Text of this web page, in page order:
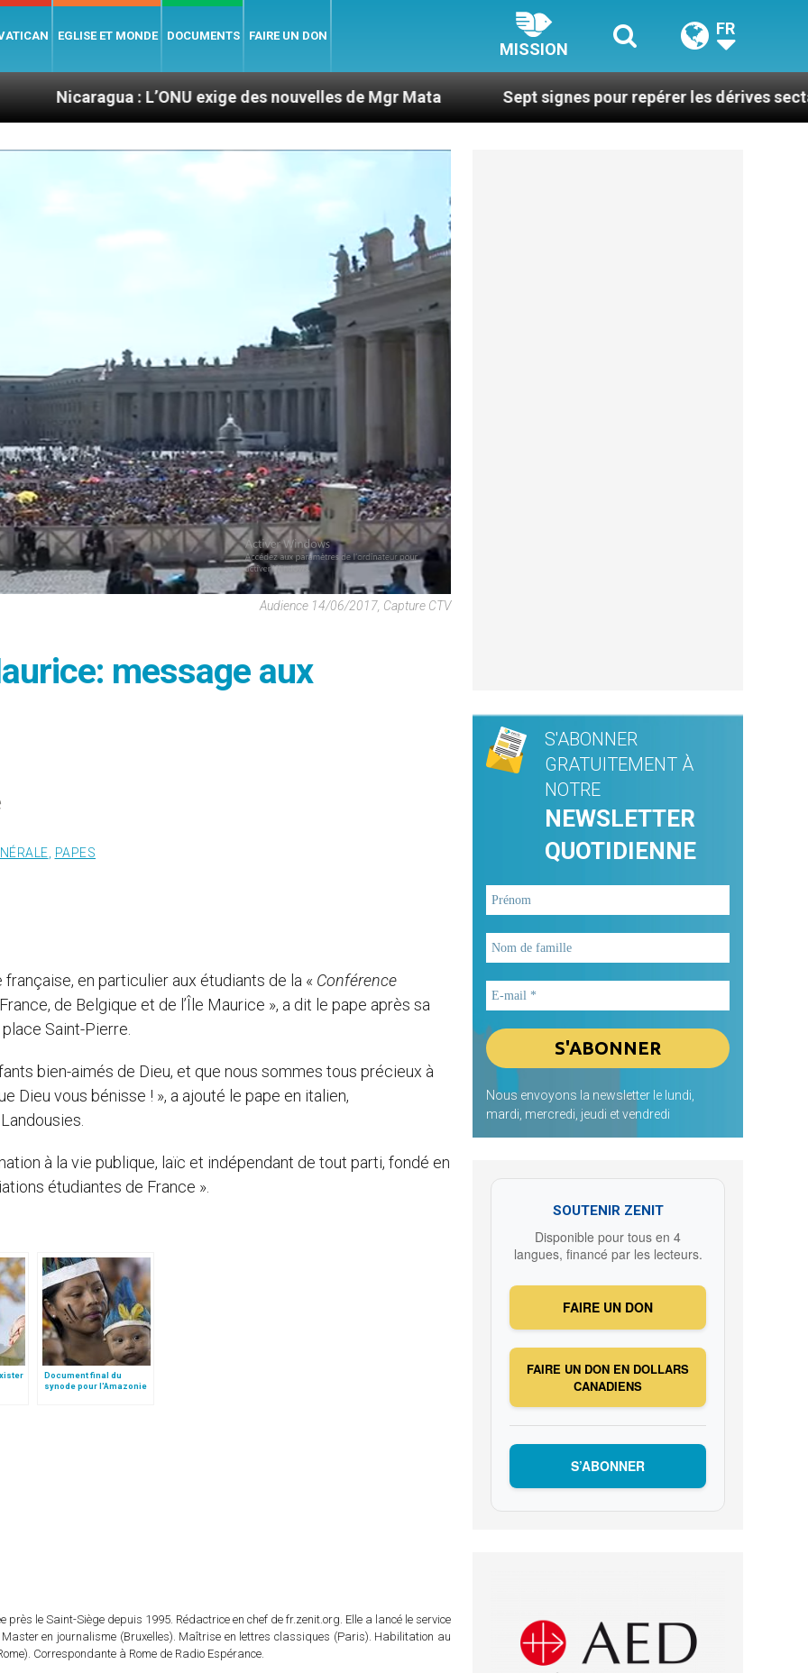
EGLISE ET MONDE DOCUMENTS FAIRE UN DON
MISSION
FR
: L’ONU exige des nouvelles de Mgr Mata Sept signes pour repérer les dérives sectaires du
Audience 14/06/2017, Capture CTV
message aux
PAPES
en particulier aux étudiants de la « Conférence
de Belgique et de l’Île Maurice », a dit le pape après sa
Saint-Pierre.
bien-aimés de Dieu, et que nous sommes tous précieux à
Dieu vous bénisse ! », a ajouté le pape en italien,
à la vie publique, laïc et indépendant de tout parti, fondé en
étudiantes de France ».
Document final du
synode pour l'Amazonie
le Saint-Siège depuis 1995. Rédactrice en chef de fr.zenit.org. Elle a lancé le service
en journalisme (Bruxelles). Maîtrise en lettres classiques (Paris). Habilitation au
Correspondante à Rome de Radio Espérance.
S'ABONNER
GRATUITEMENT À
NOTRE
NEWSLETTER
QUOTIDIENNE
Nous envoyons la newsletter le lundi,
mardi, mercredi, jeudi et vendredi
SOUTENIR ZENIT
Disponible pour tous en 4
langues, financé par les lecteurs.
FAIRE UN DON
FAIRE UN DON EN DOLLARS
CANADIENS
S’ABONNER